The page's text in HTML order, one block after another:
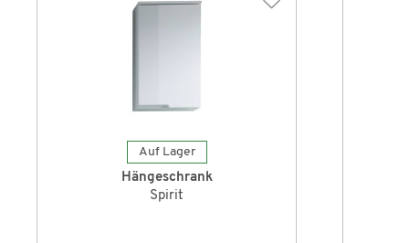
Auf Lager
Hängeschrank
Spirit